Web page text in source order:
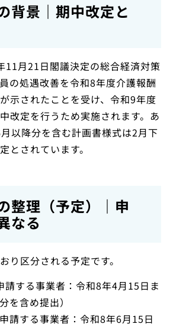
背景｜期中改定と
11月21日閣議決定の総合経済対策
の処遇改善を令和8年度介護報酬
示されたことを受け、令和9年度
改定を行うため実施されます。あ
以降分を含む計画書様式は2月下
とされています。
整理（予定）｜申
なる
り区分される予定です。
請する事業者：令和8年4月15日ま
を含め提出）
請する事業者：令和8年6月15日